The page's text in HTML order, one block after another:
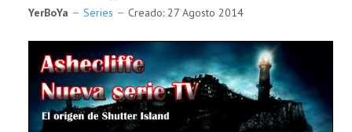
YerBoYa Series Creado: 27 Agosto 2014